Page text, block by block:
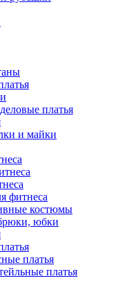
платья
и майки
фитнеса
костюмы
юбки
платья
платья